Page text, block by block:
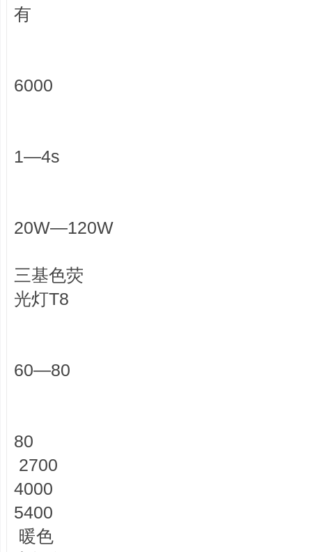
有
6000
1—4s
20W—120W
三基色荧
光灯T8
60—80
80
2700
4000
5400
暖色